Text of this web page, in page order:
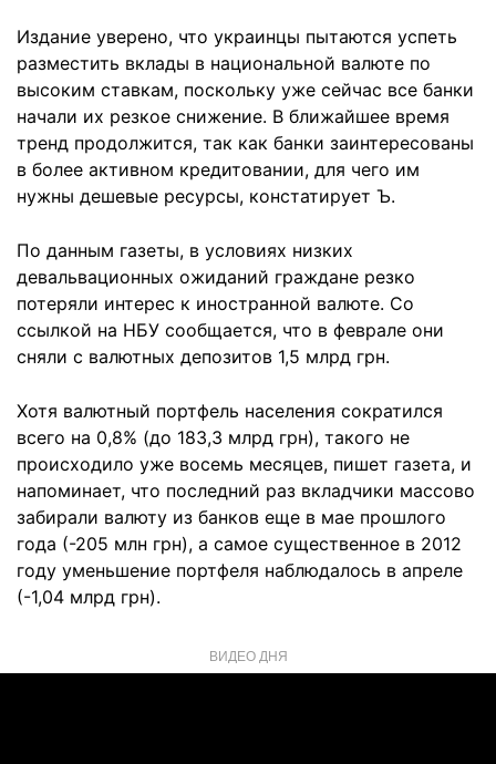
Издание уверено, что украинцы пытаются успеть
разместить вклады в национальной валюте по
высоким ставкам, поскольку уже сейчас все банки
начали их резкое снижение. В ближайшее время
тренд продолжится, так как банки заинтересованы
в более активном кредитовании, для чего им
нужны дешевые ресурсы, констатирует Ъ.
По данным газеты, в условиях низких
девальвационных ожиданий граждане резко
потеряли интерес к иностранной валюте. Со
ссылкой на НБУ сообщается, что в феврале они
сняли с валютных депозитов 1,5 млрд грн.
Хотя валютный портфель населения сократился
всего на 0,8% (до 183,3 млрд грн), такого не
происходило уже восемь месяцев, пишет газета, и
напоминает, что последний раз вкладчики массово
забирали валюту из банков еще в мае прошлого
года (-205 млн грн), а самое существенное в 2012
году уменьшение портфеля наблюдалось в апреле
(-1,04 млрд грн).
ВИДЕО ДНЯ